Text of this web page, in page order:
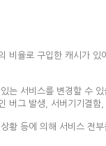
비율로 구입한 캐시가
는 서비스를 변경할 수
버그 발생, 서버기기결
황 등에 의해 서비스 전